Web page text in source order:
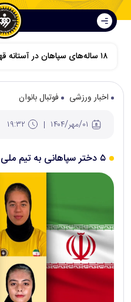
۱۸ ساله‌های سپاهان در آستانه قهرمانی لیگ برتر
اخبار ورزشی
فوتبال بانوان